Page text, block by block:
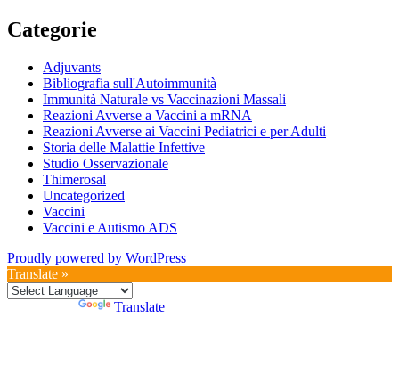
Categorie
Adjuvants
Bibliografia sull'Autoimmunità
Immunità Naturale vs Vaccinazioni Massali
Reazioni Avverse a Vaccini a mRNA
Reazioni Avverse ai Vaccini Pediatrici e per Adulti
Storia delle Malattie Infettive
Studio Osservazionale
Thimerosal
Uncategorized
Vaccini
Vaccini e Autismo ADS
Proudly powered by WordPress
Translate »
Translate